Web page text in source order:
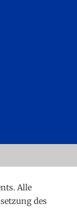
Alle
des